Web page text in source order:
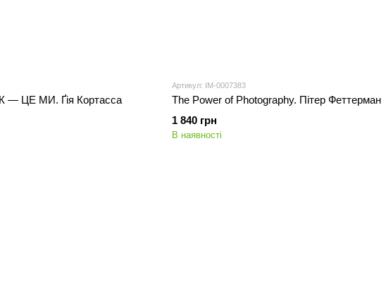
— ЦЕ МИ. Ґія Кортасса
Артикул: IM-0007383
The Power of Photography. Пітер Феттерман
1 840 грн
В наявності